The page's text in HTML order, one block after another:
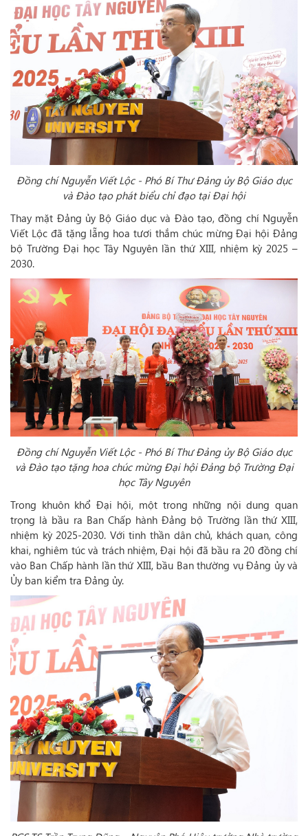
Đồng chí Nguyễn Viết Lộc - Phó Bí Thư Đảng ủy Bộ Giáo dục
và Đào tạo phát biểu chỉ đạo tại Đại hội
Thay mặt Đảng ủy Bộ Giáo dục và Đào tạo, đồng chí Nguyễn
Viết Lộc đã tặng lẵng hoa tươi thắm chúc mừng Đại hội Đảng
bộ Trường Đại học Tây Nguyên lần thứ XIII, nhiệm kỳ 2025 –
2030.
Đồng chí Nguyễn Viết Lộc - Phó Bí Thư Đảng ủy Bộ Giáo dục
và Đào tạo tặng hoa chúc mừng Đại hội Đảng bộ Trường Đại
học Tây Nguyên
Trong khuôn khổ Đại hội, một trong những nội dung quan
trọng là bầu ra Ban Chấp hành Đảng bộ Trường lần thứ XIII,
nhiệm kỳ 2025-2030. Với tinh thần dân chủ, khách quan, công
khai, nghiêm túc và trách nhiệm, Đại hội đã bầu ra 20 đồng chí
vào Ban Chấp hành lần thứ XIII, bầu Ban thường vụ Đảng ủy và
Ủy ban kiểm tra Đảng ủy.